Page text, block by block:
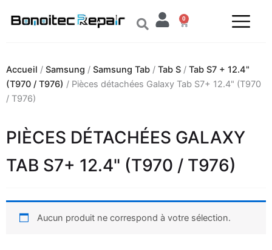
0
Panier
Accueil / Samsung / Samsung Tab / Tab S / Tab S7 + 12.4"
(T970 / T976) / Pièces détachées Galaxy Tab S7+ 12.4" (T970
/ T976)
PIÈCES DÉTACHÉES GALAXY
TAB S7+ 12.4" (T970 / T976)
Aucun produit ne correspond à votre sélection.